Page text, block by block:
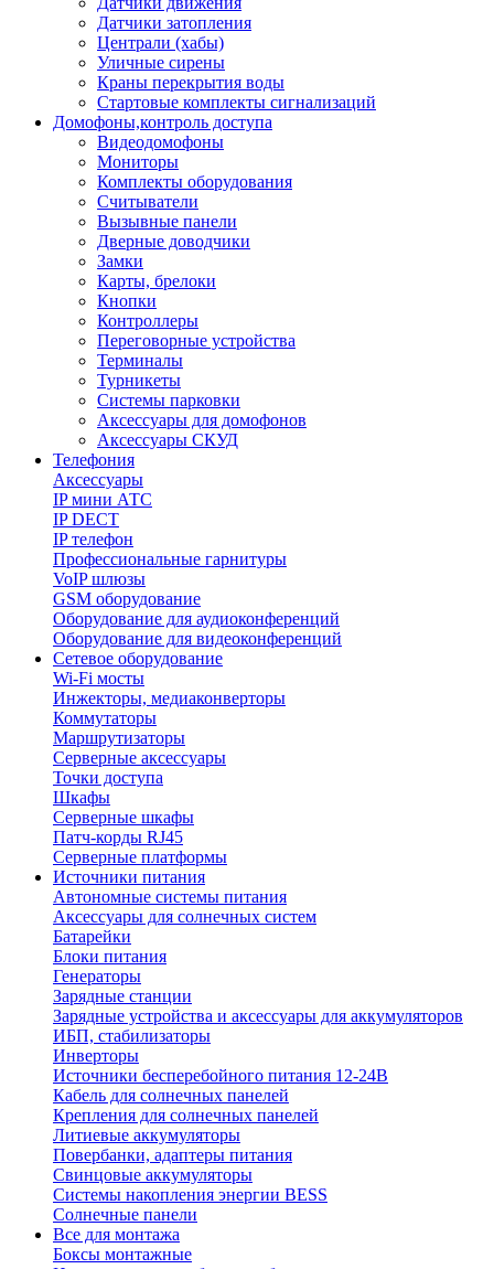
Датчики затопления
Централи (хабы)
Уличные сирены
Краны перекрытия воды
Стартовые комплекты сигнализаций
Домофоны,контроль доступа
Видеодомофоны
Мониторы
Комплекты оборудования
Считыватели
Вызывные панели
Дверные доводчики
Замки
Карты, брелоки
Кнопки
Контроллеры
Переговорные устройства
Терминалы
Турникеты
Системы парковки
Аксессуары для домофонов
Аксессуары СКУД
Телефония
Aксессуары
IP мини АТС
IP DECT
IP телефон
Профессиональные гарнитуры
VoIP шлюзы
GSM оборудование
Оборудование для аудиоконференций
Оборудование для видеоконференций
Сетевое оборудование
Wi-Fi мосты
Инжекторы, медиаконверторы
Коммутаторы
Маршрутизаторы
Серверные аксессуары
Точки доступа
Шкафы
Серверные шкафы
Патч-корды RJ45
Серверные платформы
Источники питания
Автономные системы питания
Аксессуары для солнечных систем
Батарейки
Блоки питания
Генераторы
Зарядные станции
Зарядные устройства и аксессуары для аккумуляторов
ИБП, стабилизаторы
Инверторы
Источники бесперебойного питания 12-24В
Кабель для солнечных панелей
Крепления для солнечных панелей
Литиевые аккумуляторы
Повербанки, адаптеры питания
Свинцовые аккумуляторы
Системы накопления энергии BESS
Солнечные панели
Все для монтажа
Боксы монтажные